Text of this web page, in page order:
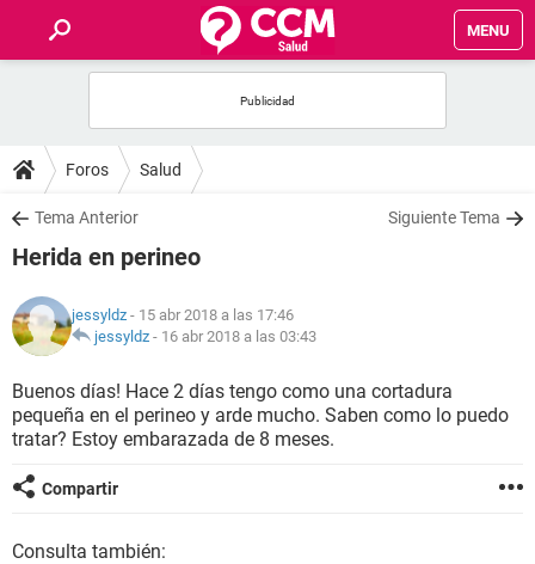
MENU
FOROS
SALUD
NUTRICIÓN
BIENESTAR
Foros Salud
Tema Anterior Siguiente Tema
Herida en perineo
jessyldz - 15 abr 2018 a las 17:46
jessyldz - 16 abr 2018 a las 03:43
Buenos días! Hace 2 días tengo como una cortadura
pequeña en el perineo y arde mucho. Saben como lo puedo
tratar? Estoy embarazada de 8 meses.
Compartir
Consulta también: